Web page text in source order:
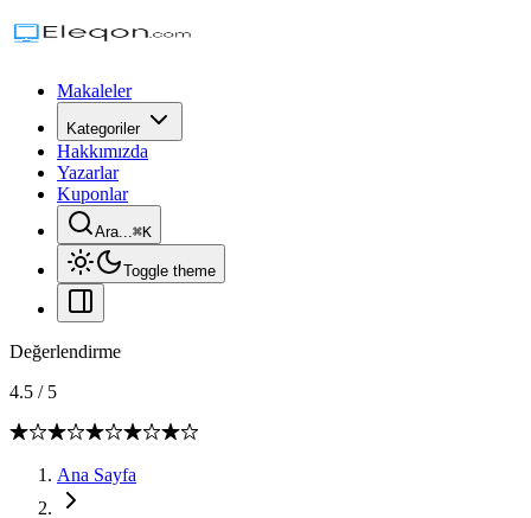
Makaleler
Kategoriler
Hakkımızda
Yazarlar
Kuponlar
Ara...⌘K
Toggle theme
Değerlendirme
4.5 / 5
Ana Sayfa